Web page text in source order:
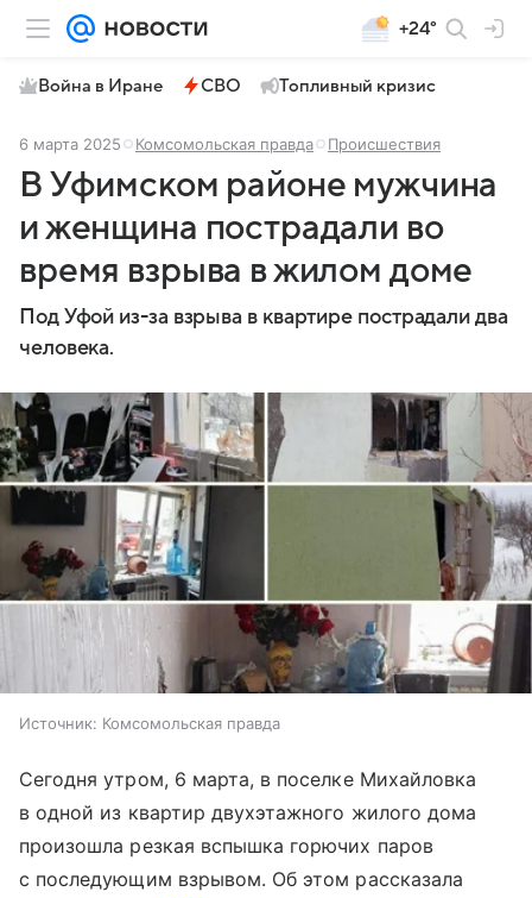
+24°
Война в Иране СВО Топливный кризис
6 марта 2025 Комсомольская правда Происшествия
В Уфимском районе мужчина
и женщина пострадали во
время взрыва в жилом доме
Под Уфой из-за взрыва в квартире пострадали два
человека.
Источник: Комсомольская правда
Сегодня утром, 6 марта, в поселке Михайловка
в одной из квартир двухэтажного жилого дома
произошла резкая вспышка горючих паров
с последующим взрывом. Об этом рассказала